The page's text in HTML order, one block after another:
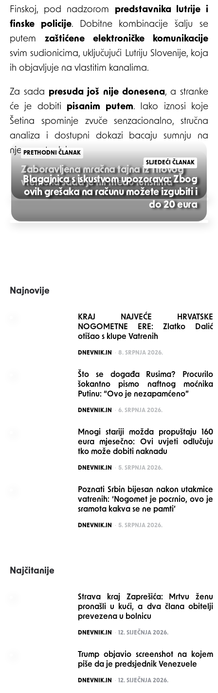
Finskoj, pod nadzorom predstavnika lutrije i
finske policije. Dobitne kombinacije šalju se
putem zaštićene elektroničke komunikacije
svim sudionicima, uključujući Lutriju Slovenije, koja
ih objavljuje na vlastitim kanalima.
Za sada presuda još nije donesena, a stranke
će je dobiti pisanim putem. Iako iznosi koje
Šetina spominje zvuče senzacionalno, stručna
analiza i dostupni dokazi bacaju sumnju na
njegovu tvrdnju.
Post
navigation
PRETHODNI ČLANAK
Zaboravljena mračna tajna iz Titovog
vremena sada je hit među turistima
SLJEDEĆI ČLANAK
Blagajnica s iskustvom upozorava: Zbog
ovih grešaka na računu možete izgubiti i
do 20 eura
Najnovije
KRAJ NAJVEĆE HRVATSKE
NOGOMETNE ERE: Zlatko Dalić
otišao s klupe Vatrenih
POSTED
DNEVNIK.IN 8. SRPNJA 2026.
Što se događa Rusima? Procurilo
šokantno pismo naftnog moćnika
Putinu: “Ovo je nezapamćeno”
POSTED
DNEVNIK.IN 6. SRPNJA 2026.
Mnogi stariji možda propuštaju 160
eura mjesečno: Ovi uvjeti odlučuju
tko može dobiti naknadu
POSTED
DNEVNIK.IN 5. SRPNJA 2026.
Poznati Srbin bijesan nakon utakmice
vatrenih: ‘Nogomet je pocrnio, ovo je
sramota kakva se ne pamti’
POSTED
DNEVNIK.IN 5. SRPNJA 2026.
Najčitanije
Strava kraj Zaprešića: Mrtvu ženu
pronašli u kući, a dva člana obitelji
prevezena u bolnicu
POSTED
DNEVNIK.IN 12. SIJEČNJA 2026.
Trump objavio screenshot na kojem
piše da je predsjednik Venezuele
POSTED
DNEVNIK.IN 12. SIJEČNJA 2026.